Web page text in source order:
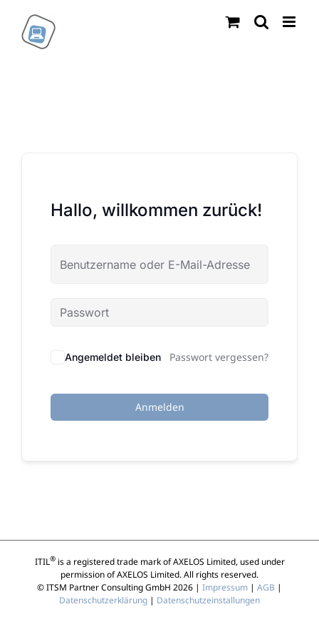
Inhalt
springen
Hallo, willkommen zurück!
Angemeldet bleiben Passwort vergessen?
Anmelden
ITIL®is a registered trade mark of AXELOS Limited, used under
permission of AXELOS Limited. All rights reserved.
© ITSM Partner Consulting GmbH 2026 | Impressum | AGB |
Datenschutzerklärung | Datenschutzeinstallungen